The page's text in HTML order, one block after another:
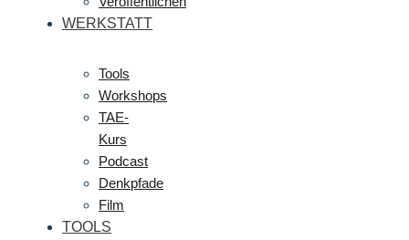
WERKSTATT
Tools
Workshops
TAE-
Kurs
Podcast
Denkpfade
Film
TOOLS